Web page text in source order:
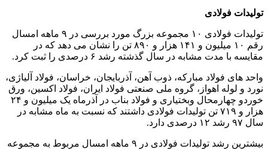
تولیدات فولادی
تولیدات فولادی ۱۰ مجموعه بزرگ مورد بررسی در ۹ ماهه امسال
رقم ۱۰ میلیون و ۱۴۱ هزار و ۸۹۰ تن را نشان می دهد که در
مقایسه با مدت مشابه در سال گذشته رشد ۶ درصدی را ثبت کرد.
واحد های فولاد مبارکه، ذوب آهن، آذربایجان، خراسان، فولاد آلیاژی،
نورد و لوله اهواز، گروه ملی صنعتی فولاد ایران، فولاد اکسین، ورق
خوردو چهارمحال وبختیاری و فولاد بناب در آذرماه یک میلیون و ۲۴
هزار و ۷۱۹ تن تولیدات فولادی داشتند که نسبت به ماه مشابه در
سال ۹۷ رشد ۱۲ درصدی دارد.
بیشترین رشد تولیدات فولادی در ۹ ماهه امسال مربوط به مجموعه